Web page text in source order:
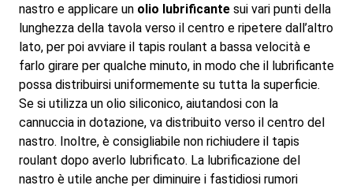
nastro e applicare un olio lubrificante sui vari punti della
lunghezza della tavola verso il centro e ripetere dall’altro
lato, per poi avviare il tapis roulant a bassa velocità e
farlo girare per qualche minuto, in modo che il lubrificante
possa distribuirsi uniformemente su tutta la superficie.
Se si utilizza un olio siliconico, aiutandosi con la
cannuccia in dotazione, va distribuito verso il centro del
nastro. Inoltre, è consigliabile non richiudere il tapis
roulant dopo averlo lubrificato. La lubrificazione del
nastro è utile anche per diminuire i fastidiosi rumori